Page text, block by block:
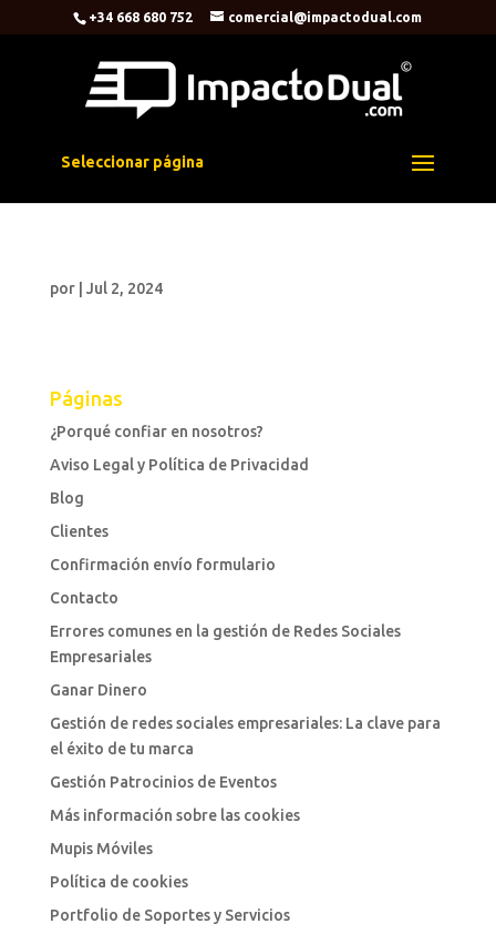
+34 668 680 752 comercial@impactodual.com
Seleccionar página
por Jul 2, 2024
Páginas
¿Porqué confiar en nosotros?
Aviso Legal y Política de Privacidad
Blog
Clientes
Confirmación envío formulario
Contacto
Errores comunes en la gestión de Redes Sociales
Empresariales
Ganar Dinero
Gestión de redes sociales empresariales: La clave para
el éxito de tu marca
Gestión Patrocinios de Eventos
Más información sobre las cookies
Mupis Móviles
Política de cookies
Portfolio de Soportes y Servicios